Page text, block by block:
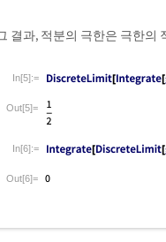
결과, 적분의 극한은 극한의
In[5]:=
Out[5]=
In[6]:=
Out[6]=